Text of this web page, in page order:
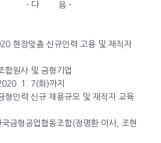
-
맞춤 신규인력 고용 및 재직자
사 및 금형기업
2020. 1. 7(화)까지
신규 채용규모 및 재직자 교육
공업협동조합(정명환 이사, 조현